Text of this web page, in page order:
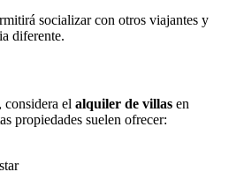
socializar con otros viajantes y
diferente.
considera el alquiler de villas en
propiedades suelen ofrecer: